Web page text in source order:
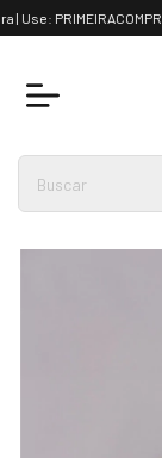
PRIMEIRACOMPRA